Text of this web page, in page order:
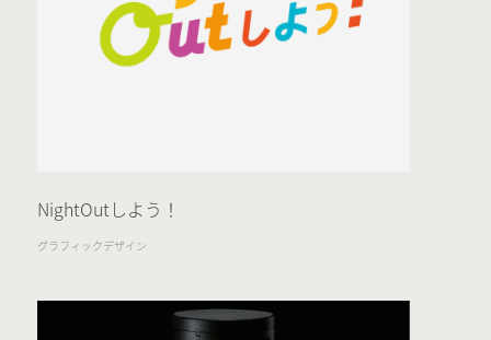
NightOutしよう！
グラフィックデザイン